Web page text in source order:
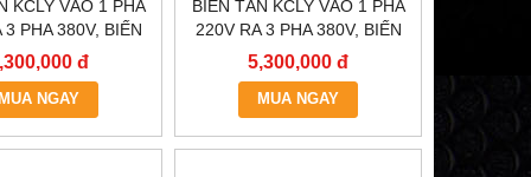
KCLY VÀO 1 PHA
3 PHA 380V, BIẾN
KOC600-
B
đ
NGAY
BIẾN TẦN KCLY VÀO 1 PHA
220V RA 3 PHA 380V, BIẾN
TẦN KCLY KOC600-
3R7GT3-B
5,300,000 đ
MUA NGAY